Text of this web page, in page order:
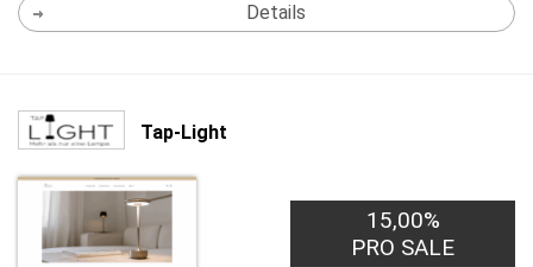
Details
Tap-Light
15,00%
PRO SALE